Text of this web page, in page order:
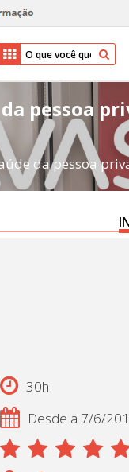
pessoa
da pessoa
30h
Desde a 7/6/